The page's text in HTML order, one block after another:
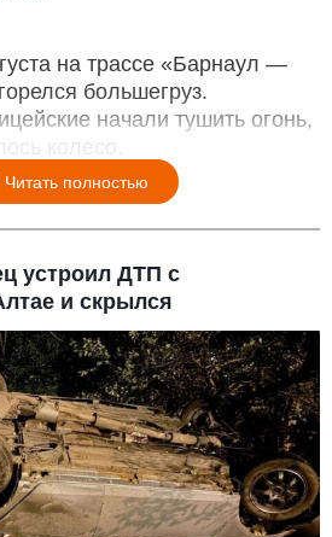
на трассе «Барнаул —
большегруз.
начали тушить огонь,
колесо.
Читать полностью
устроил ДТП с
и скрылся